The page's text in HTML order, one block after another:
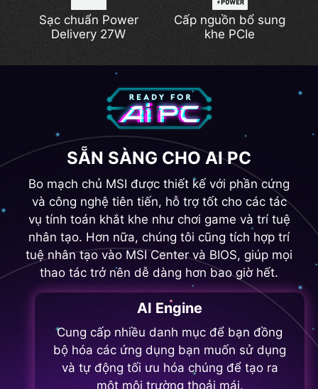
Sạc chuẩn Power
Delivery 27W
Cấp nguồn bổ sung
khe PCIe
SẴN SÀNG CHO AI PC
Bo mạch chủ MSI được thiết kế với phần cứng
và công nghệ tiên tiến, hỗ trợ tốt cho các tác
vụ tính toán khắt khe như chơi game và trí tuệ
nhân tạo. Hơn nữa, chúng tôi cũng tích hợp trí
tuệ nhân tạo vào MSI Center và BIOS, giúp mọi
thao tác trở nên dễ dàng hơn bao giờ hết.
AI Engine
Cung cấp nhiều danh mục để bạn đồng
bộ hóa các ứng dụng bạn muốn sử dụng
và tự động tối ưu hóa chúng để tạo ra
một môi trường thoải mái.